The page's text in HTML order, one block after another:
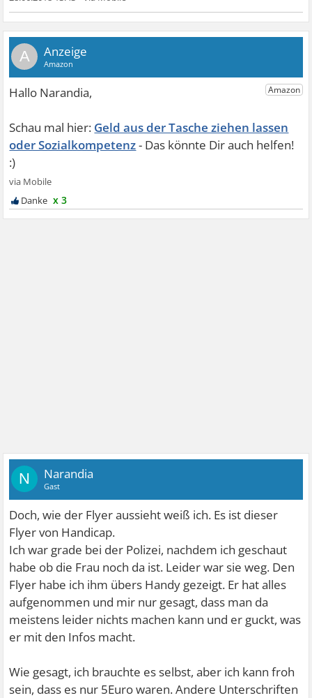
A
Geld aus der Tasche ziehen lassen
oder Sozialkompetenz
x 3
N Narandia
Gast
Doch, wie der Flyer aussieht weiß ich. Es ist dieser
Flyer von Handicap.
Ich war grade bei der Polizei, nachdem ich geschaut
habe ob die Frau noch da ist. Leider war sie weg. Den
Flyer habe ich ihm übers Handy gezeigt. Er hat alles
aufgenommen und mir nur gesagt, dass man da
meistens leider nichts machen kann und er guckt, was
er mit den Infos macht.
Wie gesagt, ich brauchte es selbst, aber ich kann froh
sein, dass es nur 5Euro waren. Andere Unterschriften